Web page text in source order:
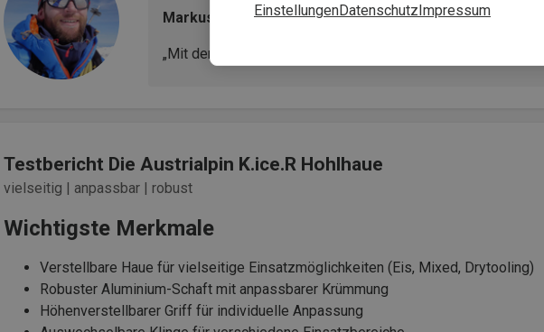
Markus, Bergführer & Produktexperte
„Mit der verstellbaren Haue ist das K.ice.R ein flexibles
Testbericht Die Austrialpin K.ice.R Hohlhaue
vielseitig | anpassbar | robust
Wichtigste Merkmale
Verstellbare Haue für vielseitige Einsatzmöglichkeiten (Eis, Mixed, Drytooling)
Robuster Aluminium-Schaft mit anpassbarer Krümmung
Höhenverstellbarer Griff für individuelle Anpassung
EinstellungenDatenschutzImpressum